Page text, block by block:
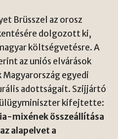
Brüsszel az orosz
dolgozott ki,
költségvetésre. A
az uniós elvárások
egyedi
adottságait. Szijjártó
kifejtette:
mixének összeállítása
alapelvet a